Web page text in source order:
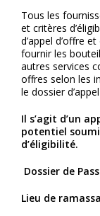
Tous les
et critères
d’appel d’offre
fournir les
autres services
offres selon les
le dossier
Il s’agit d’un
potentiel
d’éligibilité.
Dossier de
Lieu de